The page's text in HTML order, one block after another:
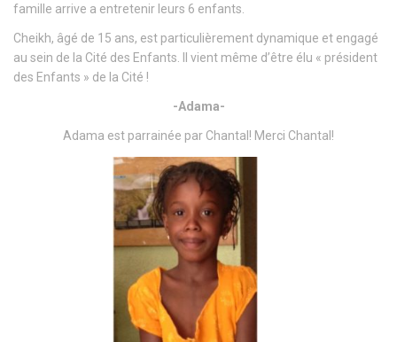
famille arrive a entretenir leurs 6 enfants.
Cheikh, âgé de 15 ans, est particulièrement dynamique et engagé
au sein de la Cité des Enfants. Il vient même d’être élu « président
des Enfants » de la Cité !
-Adama-
Adama est parrainée par Chantal! Merci Chantal!